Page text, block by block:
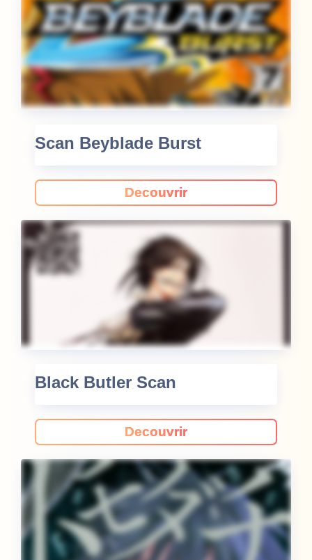
Scan Beyblade Burst
Decouvrir
Black Butler Scan
Decouvrir